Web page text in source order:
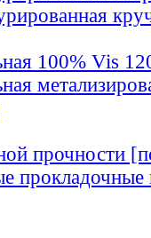
100% Vis
прочности
прокладочные